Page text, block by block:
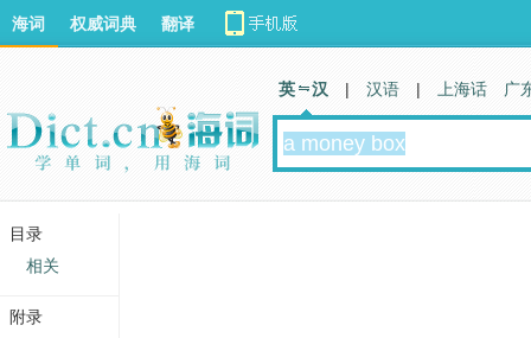
海词 权威词典 翻译
英 汉 | 汉语 | 上海话 广
目录
相关
附录